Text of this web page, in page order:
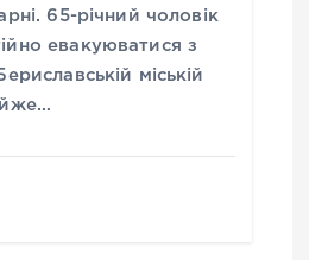
65-річний чоловік
евакуюватися з
міській